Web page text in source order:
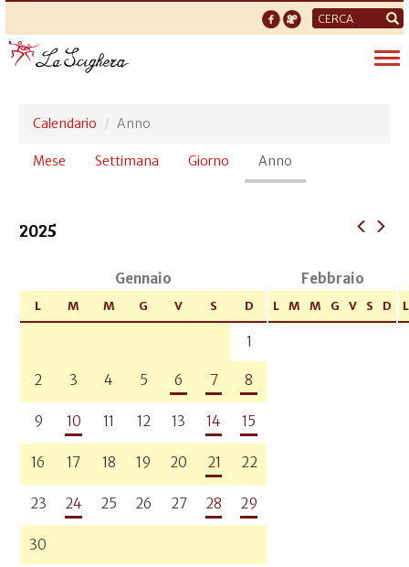
Form
di
ricerca
Calendario Anno
Schede
Mese Settimana Giorno Anno
attiva)
2025
Gennaio
L M M G V S D
1
2 3 4 5 6 7 8
9 10 11 12 13 14 15
16 17 18 19 20 21 22
23 24 25 26 27 28 29
30
Febbraio
L M M G V S D L